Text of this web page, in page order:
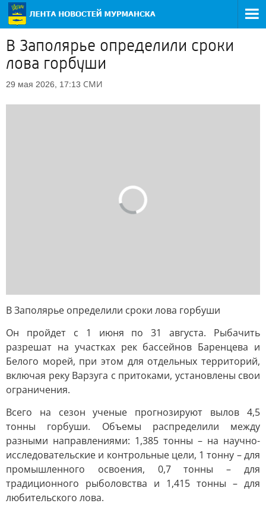
В Заполярье определили сроки
лова горбуши
29 мая 2026, 17:13 СМИ
В Заполярье определили сроки лова горбуши
Он пройдет с 1 июня по 31 августа. Рыбачить
разрешат на участках рек бассейнов Баренцева и
Белого морей, при этом для отдельных территорий,
включая реку Варзуга с притоками, установлены свои
ограничения.
Всего на сезон ученые прогнозируют вылов 4,5
тонны горбуши. Объемы распределили между
разными направлениями: 1,385 тонны – на научно-
исследовательские и контрольные цели, 1 тонну – для
промышленного освоения, 0,7 тонны – для
традиционного рыболовства и 1,415 тонны – для
любительского лова.